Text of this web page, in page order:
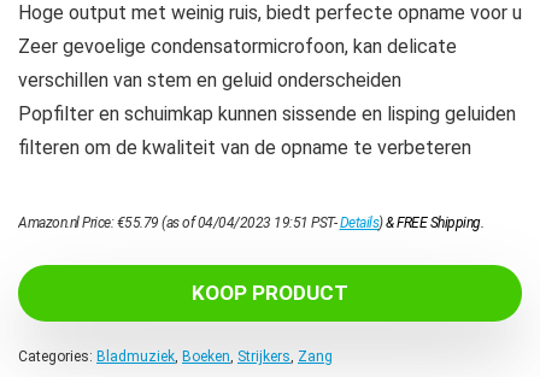
Hoge output met weinig ruis, biedt perfecte opname voor u
Zeer gevoelige condensatormicrofoon, kan delicate
verschillen van stem en geluid onderscheiden
Popfilter en schuimkap kunnen sissende en lisping geluiden
filteren om de kwaliteit van de opname te verbeteren
Amazon.nl Price:€55.79 (as of 04/04/2023 19:51 PST-Details)&FREE Shipping.
KOOP PRODUCT
Categories: Bladmuziek, Boeken, Strijkers, Zang